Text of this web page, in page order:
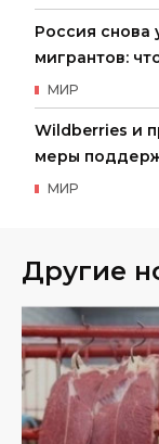
Россия снова
мигрантов:
МИР
Wildberries и
меры
МИР
Другие